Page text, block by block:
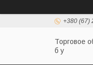
+380 (67)
Торговое
б у